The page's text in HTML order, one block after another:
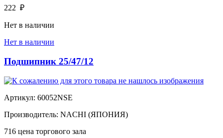
222 ₽
Нет в наличии
Нет в наличии
Подшипник 25/47/12
Артикул: 60052NSE
Производитель: NACHI (ЯПОНИЯ)
716 цена торгового зала